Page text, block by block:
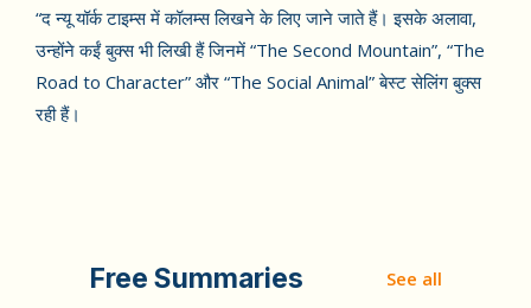
“द न्यू यॉर्क टाइम्स में कॉलम्स लिखने के लिए जाने जाते हैं। इसके अलावा,
उन्होंने कईं बुक्स भी लिखी हैं जिनमें “The Second Mountain”, “The
Road to Character” और “The Social Animal” बेस्ट सेलिंग बुक्स
रही हैं।
Free Summaries See all